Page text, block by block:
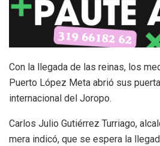
Con la llegada de las reinas, los
Puerto López Meta abrió sus
internacional del Joropo.
Carlos Julio Gutiérrez Turriago,
mera indicó, que se espera la